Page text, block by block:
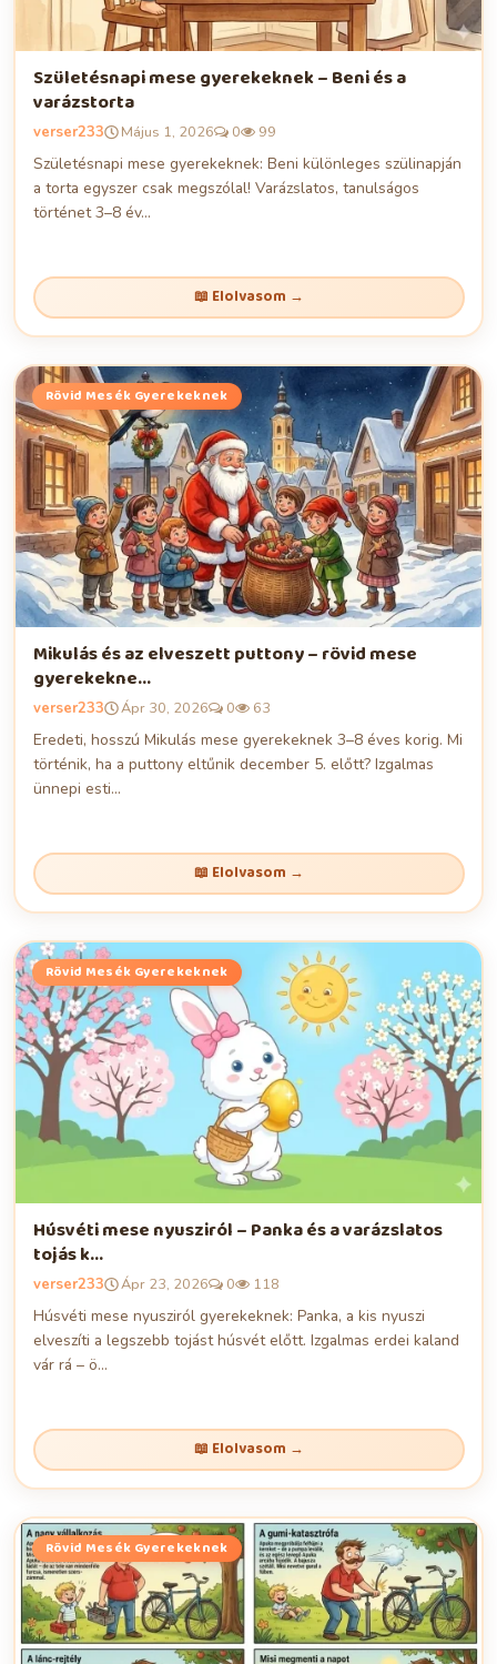
Születésnapi mese gyerekeknek – Beni és a
varázstorta
verser233 Május 1, 2026 0 99
Születésnapi mese gyerekeknek: Beni különleges szülinapján
a torta egyszer csak megszólal! Varázslatos, tanulságos
történet 3–8 év...
📖 Elolvasom →
Rövid Mesék Gyerekeknek
Mikulás és az elveszett puttony – rövid mese
gyerekekne...
verser233 Ápr 30, 2026 0 63
Eredeti, hosszú Mikulás mese gyerekeknek 3–8 éves korig. Mi
történik, ha a puttony eltűnik december 5. előtt? Izgalmas
ünnepi esti...
📖 Elolvasom →
Rövid Mesék Gyerekeknek
Húsvéti mese nyusziról – Panka és a varázslatos
tojás k...
verser233 Ápr 23, 2026 0 118
Húsvéti mese nyusziról gyerekeknek: Panka, a kis nyuszi
elveszíti a legszebb tojást húsvét előtt. Izgalmas erdei kaland
vár rá – ö...
📖 Elolvasom →
Rövid Mesék Gyerekeknek